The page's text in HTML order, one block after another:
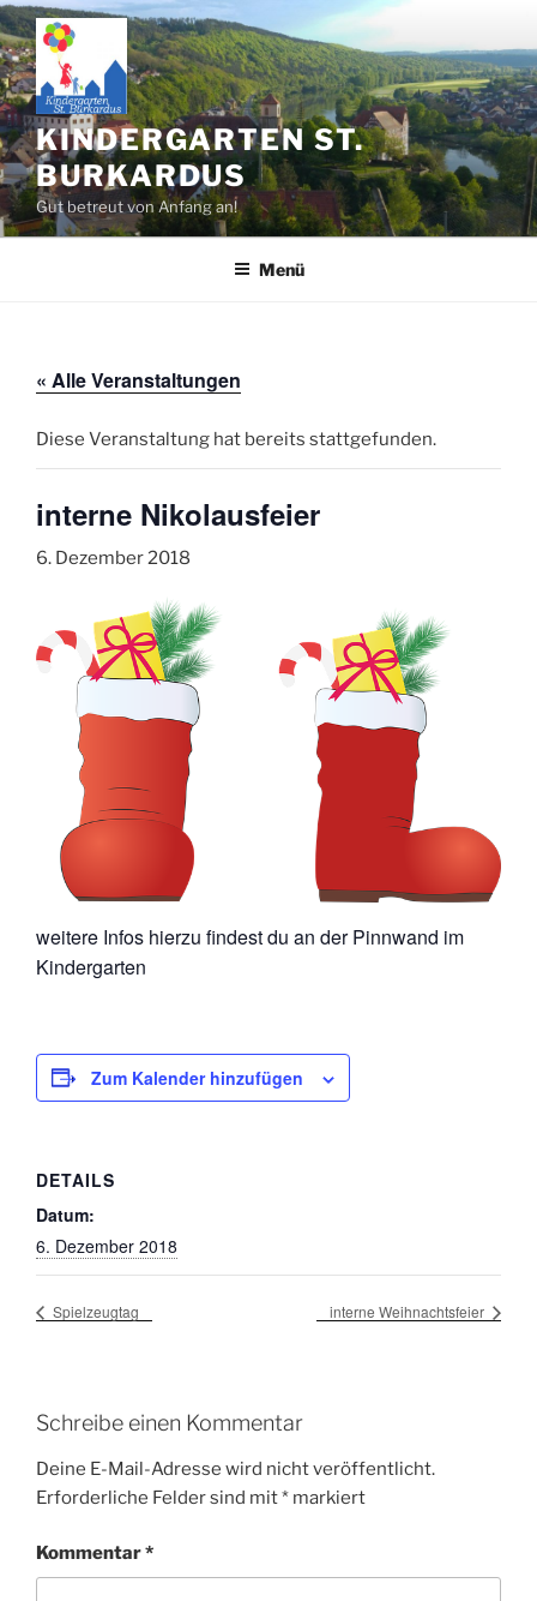
Zum
Inhalt
springen
KINDERGARTEN ST.
BURKARDUS
Gut betreut von Anfang an!
Menü
« Alle Veranstaltungen
Diese Veranstaltung hat bereits stattgefunden.
interne Nikolausfeier
6. Dezember 2018
weitere Infos hierzu findest du an der Pinnwand im
Kindergarten
Zum Kalender hinzufügen
DETAILS
Datum:
6. Dezember 2018
Spielzeugtag interne Weihnachtsfeier
Schreibe einen Kommentar
Deine E-Mail-Adresse wird nicht veröffentlicht.
Erforderliche Felder sind mit* markiert
Kommentar*